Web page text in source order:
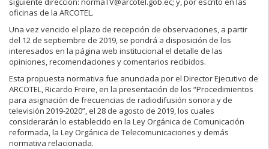
oficinas de la ARCOTEL.
Una vez vencido el plazo de recepción de observaciones, a partir
del 12 de septiembre de 2019, se pondrá a disposición de los
interesados en la página web institucional el detalle de las
opiniones, recomendaciones y comentarios recibidos.
Esta propuesta normativa fue anunciada por el Director Ejecutivo de
ARCOTEL, Ricardo Freire, en la presentación de los “Procedimientos
para asignación de frecuencias de radiodifusión sonora y de
televisión 2019-2020”, el 28 de agosto de 2019, los cuales
considerarán lo establecido en la Ley Orgánica de Comunicación
reformada, la Ley Orgánica de Telecomunicaciones y demás
normativa relacionada.